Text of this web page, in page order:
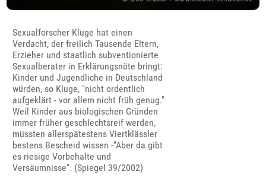
Sexualforscher Kluge hat einen
Verdacht, der freilich Tausende Eltern,
Erzieher und staatlich subventionierte
Sexualberater in Erklärungsnöte bringt:
Kinder und Jugendliche in Deutschland
würden, so Kluge, "nicht ordentlich
aufgeklärt - vor allem nicht früh genug."
Weil Kinder aus biologischen Gründen
immer früher geschlechtsreif werden,
müssten allerspätestens Viertklässler
bestens Bescheid wissen -"Aber da gibt
es riesige Vorbehalte und
Versäumnisse". (Spiegel 39/2002)